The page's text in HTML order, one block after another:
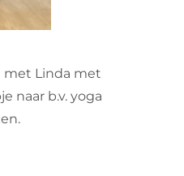
met Linda met
naar b.v. yoga